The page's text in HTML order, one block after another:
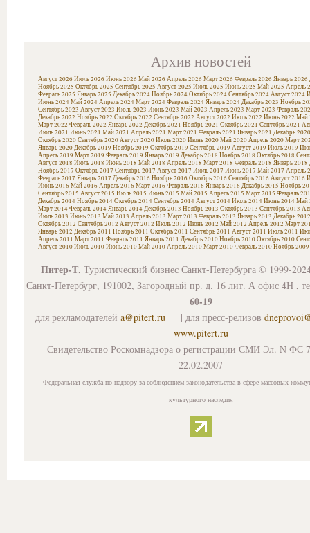
Архив новостей
Август 2026 Июль 2026 Июнь 2026 Май 2026 Апрель 2026 Март 2026 Февраль 2026 Январь 2026
Ноябрь 2025 Октябрь 2025 Сентябрь 2025 Август 2025 Июль 2025 Июнь 2025 Май 2025 Апрель
Февраль 2025 Январь 2025 Декабрь 2024Ноябрь 2024Октябрь 2024Сентябрь 2024Август 2024
Июнь 2024Май 2024Апрель 2024Март 2024Февраль 2024Январь 2024Декабрь 2023 Ноябрь
Сентябрь 2023 Август 2023 Июль 2023 Июнь 2023 Май 2023 Апрель 2023 Март 2023 Февраль
Декабрь 2022 Ноябрь 2022 Октябрь 2022 Сентябрь 2022 Август 2022 Июль 2022 Июнь 2022 Май
Март 2022 Февраль 2022 Январь 2022 Декабрь 2021 Ноябрь 2021 Октябрь 2021 Сентябрь 2021
Июль 2021 Июнь 2021 Май 2021 Апрель 2021 Март 2021 Февраль 2021 Январь 2021 Декабрь 2020
Октябрь 2020Сентябрь 2020Август 2020Июль 2020Июнь 2020Май 2020Апрель 2020Март
Январь 2020Декабрь 2019 Ноябрь 2019 Октябрь 2019 Сентябрь 2019 Август 2019 Июль 2019
Апрель 2019 Март 2019 Февраль 2019 Январь 2019 Декабрь 2018 Ноябрь 2018 Октябрь 2018
Август 2018 Июль 2018 Июнь 2018 Май 2018 Апрель 2018 Март 2018 Февраль 2018 Январь 2018
Ноябрь 2017 Октябрь 2017 Сентябрь 2017 Август 2017 Июль 2017 Июнь 2017 Май 2017 Апрель
Февраль 2017 Январь 2017 Декабрь 2016 Ноябрь 2016 Октябрь 2016 Сентябрь 2016 Август 2016
Июнь 2016 Май 2016 Апрель 2016 Март 2016 Февраль 2016 Январь 2016 Декабрь 2015 Ноябрь
Сентябрь 2015 Август 2015 Июль 2015 Июнь 2015 Май 2015 Апрель 2015 Март 2015 Февраль
Декабрь 2014Ноябрь 2014Октябрь 2014Сентябрь 2014Август 2014Июль 2014Июнь 2014Май
Март 2014Февраль 2014Январь 2014Декабрь 2013 Ноябрь 2013 Октябрь 2013 Сентябрь 2013
Июль 2013 Июнь 2013 Май 2013 Апрель 2013 Март 2013 Февраль 2013 Январь 2013 Декабрь 2012
Октябрь 2012 Сентябрь 2012 Август 2012 Июль 2012 Июнь 2012 Май 2012 Апрель 2012 Март
Январь 2012 Декабрь 2011 Ноябрь 2011 Октябрь 2011 Сентябрь 2011 Август 2011 Июль 2011
Апрель 2011 Март 2011 Февраль 2011 Январь 2011 Декабрь 2010Ноябрь 2010Октябрь 2010
Август 2010Июль 2010Июнь 2010Май 2010Апрель 2010Март 2010Февраль 2010Ноябрь 2009
Питер-Т, Туристический бизнес Санкт-Петербурга © 1999-
Санкт-Петербург, 191002, Загородный пр. д. 16 лит. А офис 4Н ,
60-19
для рекламодателей a@pitert.ru | для пресс-релизов
www.pitert.ru
Свидетельство Роскомнадзора о регистрации СМИ Эл. N ФС
22.02.2007
Федеральная служба по надзору за соблюдением законодательства в сфере массовых
культурного наследия